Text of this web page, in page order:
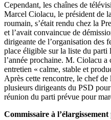
Cependant, les chaînes de
Marcel Ciolacu, le président de
roumain, s’était rendu chez la
et l’avait convaincue de
dirigeante de l’organisation des
place éligible sur la liste du parti
l’année prochaine. M. Ciolacu a
entretien « calme, stable et
Après cette rencontre, le chef de
plusieurs dirigeants du PSD
réunion du parti prévue pour
Commissaire à